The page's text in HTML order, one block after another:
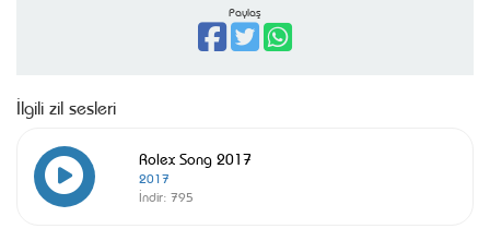
Paylaş
İlgili zil sesleri
Rolex Song 2017
2017
İndir: 795